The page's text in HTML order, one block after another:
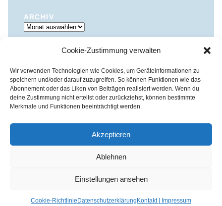
Cookie-Zustimmung verwalten
Wir verwenden Technologien wie Cookies, um Geräteinformationen zu
speichern und/oder darauf zuzugreifen. So können Funktionen wie das
Abonnement oder das Liken von Beiträgen realisiert werden. Wenn du
deine Zustimmung nicht erteilst oder zurückziehst, können bestimmte
Merkmale und Funktionen beeinträchtigt werden.
Akzeptieren
Ablehnen
Einstellungen ansehen
Cookie-Richtlinie Datenschutzerklärung Kontakt | Impressum
ARCHIV
Archiv
IMPRESSUM & DATENSCHUTZ
Datenschutz
Kirchenkreis Essen | Referat für Presse- und Öffentlichkeitsarbeit /
Haus der Evangelischen Kirche | III. Hagen 39 / 45127 Essen
Impressum|Datenschutz
Fon 0201 / 22 05-221 | Fax 0201 / 22 05-223 | e-Mail